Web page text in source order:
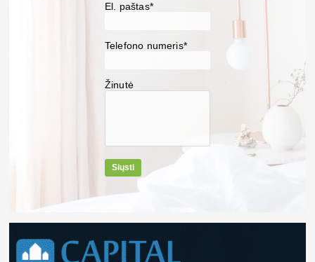
El. paštas*
Telefono numeris*
Žinutė
Siųsti